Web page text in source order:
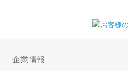
企業情報